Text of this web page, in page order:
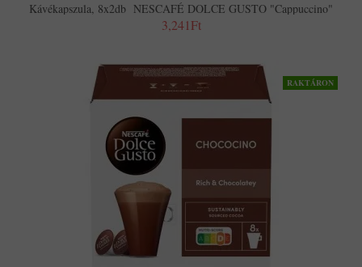
Kávékapszula, 8x2db NESCAFÉ DOLCE GUSTO "Cappuccino"
3,241Ft
RAKTÁRON